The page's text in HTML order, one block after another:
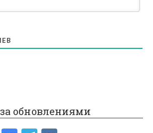
обновлениями